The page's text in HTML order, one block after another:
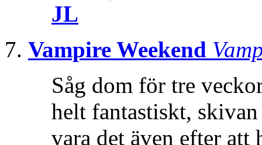
JL
Vampire Weekend
Såg dom för tre
helt fantastiskt,
vara det även efter